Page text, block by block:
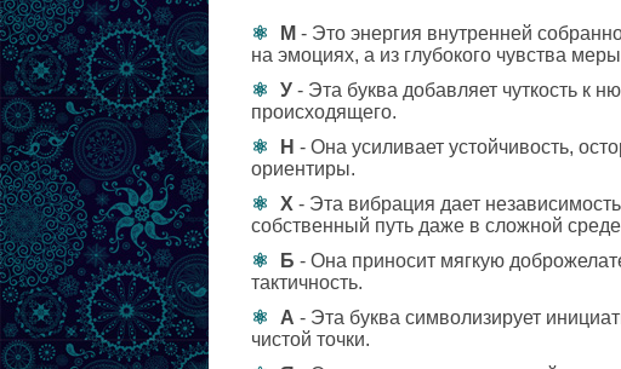
М - Это энергия внутренней
на эмоциях, а из глубокого чувства
У - Эта буква добавляет чуткость к
происходящего.
Н - Она усиливает устойчивость,
ориентиры.
Х - Эта вибрация дает
собственный путь даже в сложной
Б - Она приносит мягкую
тактичность.
А - Эта буква символизирует
чистой точки.